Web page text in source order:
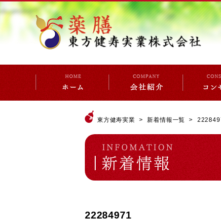
東方健寿実業 新着情報一覧
22284971